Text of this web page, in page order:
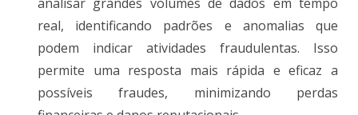
real, identificando padrões e anomalias que
podem indicar atividades fraudulentas. Isso
permite uma resposta mais rápida e eficaz a
possíveis fraudes, minimizando perdas